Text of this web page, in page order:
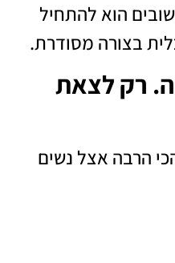
הוא להתחיל
בצורה מסודרת.
רק לצאת
הרבה אצל נשים